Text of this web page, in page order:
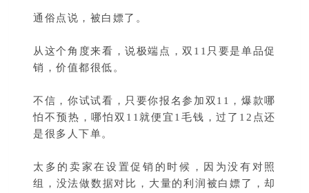
通俗点说，被白嫖了。
从这个角度来看，说极端点，双11只要是单品促
销，价值都很低。
不信，你试试看，只要你报名参加双11，爆款哪
怕不预热，哪怕双11就便宜1毛钱，过了12点还
是很多人下单。
太多的卖家在设置促销的时候，因为没有对照
组，没法做数据对比，大量的利润被白嫖了，却